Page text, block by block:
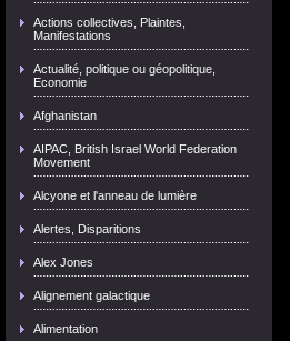
Actions collectives, Plaintes,
Manifestations
Actualité, politique ou géopolitique,
Economie
Afghanistan
AIPAC, British Israel World Federation
Movement
Alcyone et l'anneau de lumière
Alertes, Disparitions
Alex Jones
Alignement galactique
Alimentation